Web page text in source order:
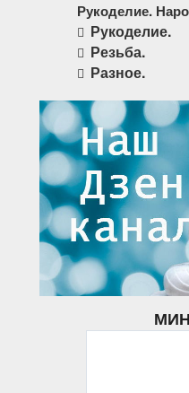
Рукоделие.
Рукоделие.
Резьба.
Разное.